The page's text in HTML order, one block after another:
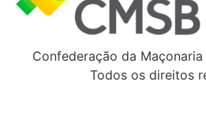
Confederação da
Todos os direitos